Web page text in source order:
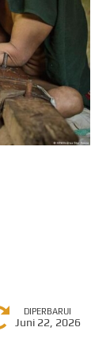
DIPERBARUI
Juni 22, 2026